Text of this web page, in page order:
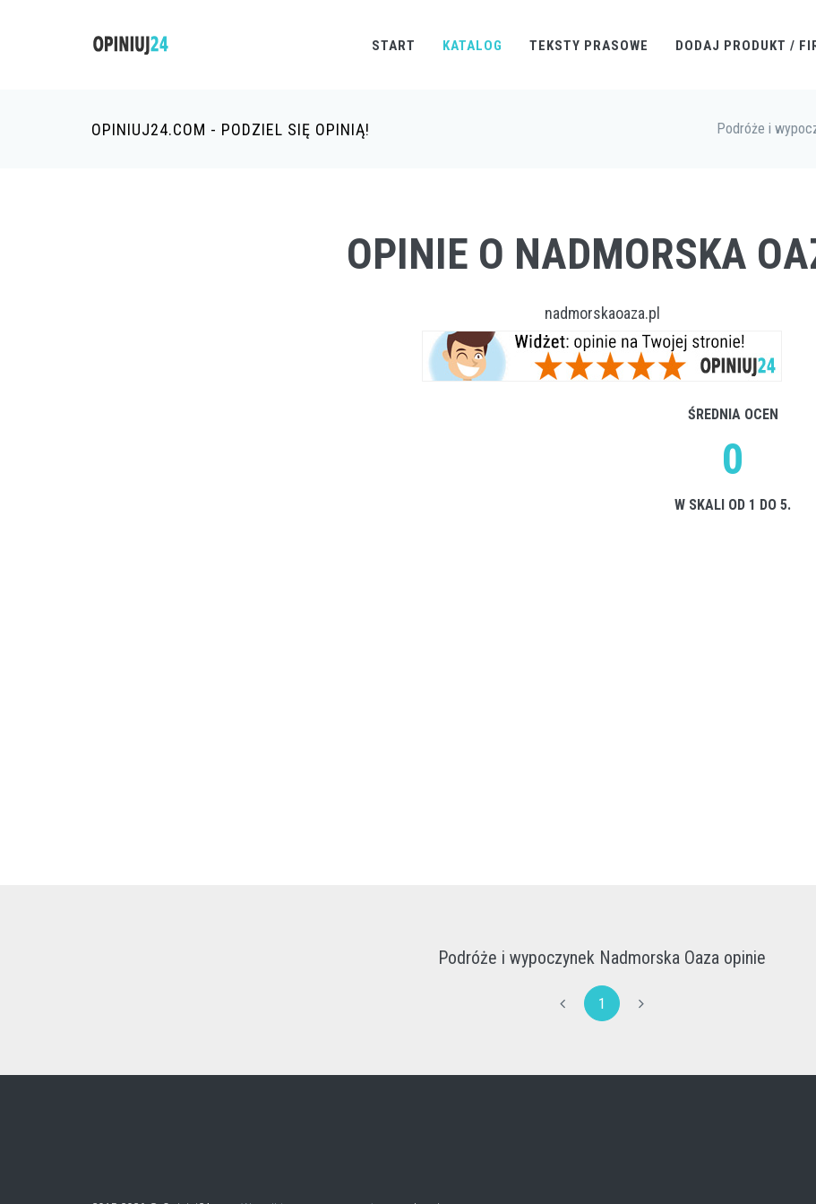
START KATALOG TEKSTY PRASOWE DODAJ PRODUKT /
OPINIUJ24.COM - PODZIEL SIĘ OPINIĄ! Podróże i
OPINIE O NADMORSKA
nadmorskaoaza.pl
ŚREDNIA OCEN
0
W SKALI OD 1 DO 5.
Podróże i wypoczynek Nadmorska Oaza opinie
1